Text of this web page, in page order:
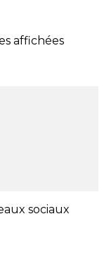
affichées
sociaux